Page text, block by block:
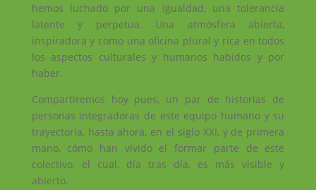
hemos luchado por una igualdad, una tolerancia
latente y perpetua. Una atmósfera abierta,
inspiradora y como una oficina plural y rica en todos
los aspectos culturales y humanos habidos y por
haber.
Compartiremos hoy pues, un par de historias de
personas integradoras de este equipo humano y su
trayectoria, hasta ahora, en el siglo XXI, y de primera
mano, cómo han vivido el formar parte de este
colectivo, el cual, día tras día, es más visible y
abierto.